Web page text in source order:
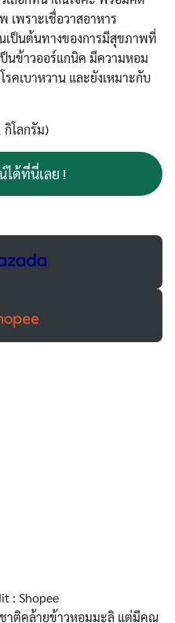
พราะเชื่อวาสอาหาร
ป็นต้นทางของการมีสุขภาพที่
นข้าวออร์แกนิค มีความหอม
คเบาหวาน และยังเหมาะกับ
โลกรัม)
ด้ที่นี่เลย !
: Shopee
าติคล้ายข้าวหอมมะลิ แต่มีคุณ